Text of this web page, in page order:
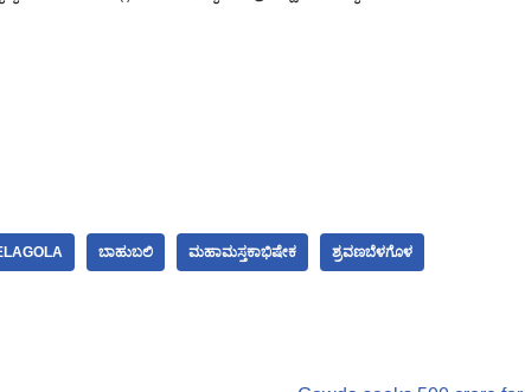
ಬಾಹುಬಲಿ ಮಹಾಮಸ್ತಕಾಭಿಷೇಕ ಶ್ರವಣಬೆಳಗೊಳ